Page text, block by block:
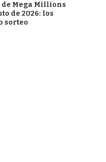
Mega Millions
de 2026: los
sorteo